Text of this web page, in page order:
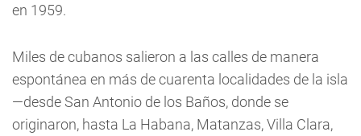
en 1959.
Miles de cubanos salieron a las calles de manera
espontánea en más de cuarenta localidades de la isla
—desde San Antonio de los Baños, donde se
originaron, hasta La Habana, Matanzas, Villa Clara,